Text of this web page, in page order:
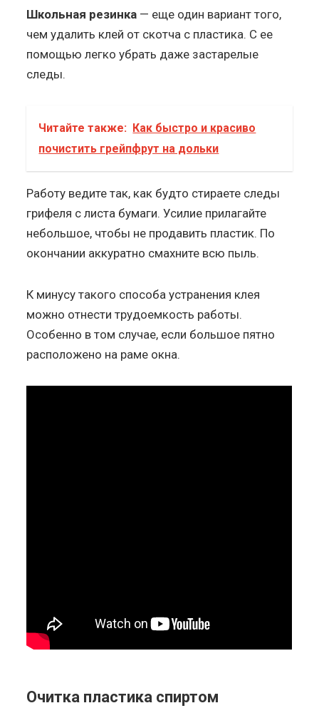
Школьная резинка — еще один вариант того,
чем удалить клей от скотча с пластика. С ее
помощью легко убрать даже застарелые
следы.
Читайте также: Как быстро и красиво
почистить грейпфрут на дольки
Работу ведите так, как будто стираете следы
грифеля с листа бумаги. Усилие прилагайте
небольшое, чтобы не продавить пластик. По
окончании аккуратно смахните всю пыль.
К минусу такого способа устранения клея
можно отнести трудоемкость работы.
Особенно в том случае, если большое пятно
расположено на раме окна.
Очитка пластика спиртом